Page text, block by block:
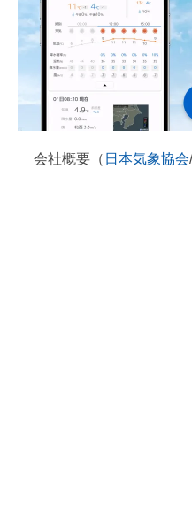
会社概要（ 日本気象協会/